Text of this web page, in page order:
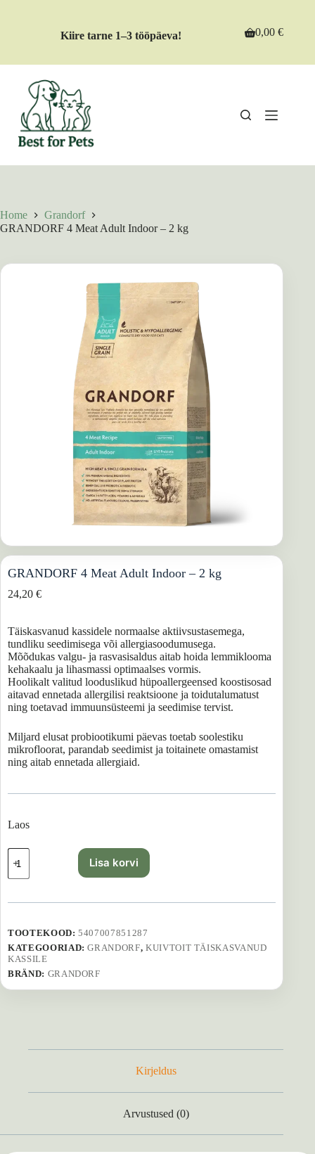
Kiire tarne 1–3 tööpäeva!
Shopping
0,00€
Home
Grandorf
GRANDORF 4 Meat Adult Indoor – 2 kg
GRANDORF 4 Meat Adult Indoor – 2 kg
24,20 €
Täiskasvanud kassidele normaalse aktiivsustasemega,
tundliku seedimisega või allergiasoodumusega.
Mõõdukas valgu- ja rasvasisaldus aitab hoida lemmiklooma
kehakaalu ja lihasmassi optimaalses vormis.
Hoolikalt valitud looduslikud hüpoallergeensed koostisosad
aitavad ennetada allergilisi reaktsioone ja toidutalumatust
ning toetavad immuunsüsteemi ja seedimise tervist.
Miljard elusat probiootikumi päevas toetab soolestiku
mikrofloorat, parandab seedimist ja toitainete omastamist
ning aitab ennetada allergiaid.
Laos
GRANDORF
Meat
Indoor
kg
kogus
Lisa korvi
TOOTEKOOD:5407007851287
KATEGOORIAD:GRANDORF, KUIVTOIT TÄISKASVANUD
KASSILE
BRÄND: GRANDORF
Kirjeldus
Arvustused (0)